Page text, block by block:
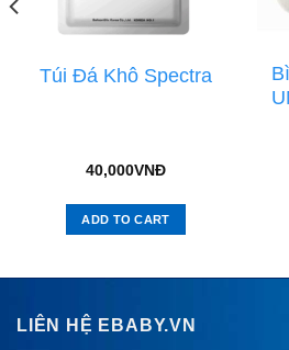
Túi Đá Khô Spectra
40,000VNĐ
ADD TO CART
LIÊN HỆ EBABY.VN